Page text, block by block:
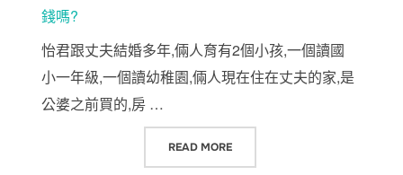
錢嗎?
怡君跟丈夫結婚多年,倆人育有2個小孩,一個讀國
小一年級,一個讀幼稚園,倆人現在住在丈夫的家,是
公婆之前買的,房 …
READ MORE“錢都拿去買股票了,現在急需30萬,